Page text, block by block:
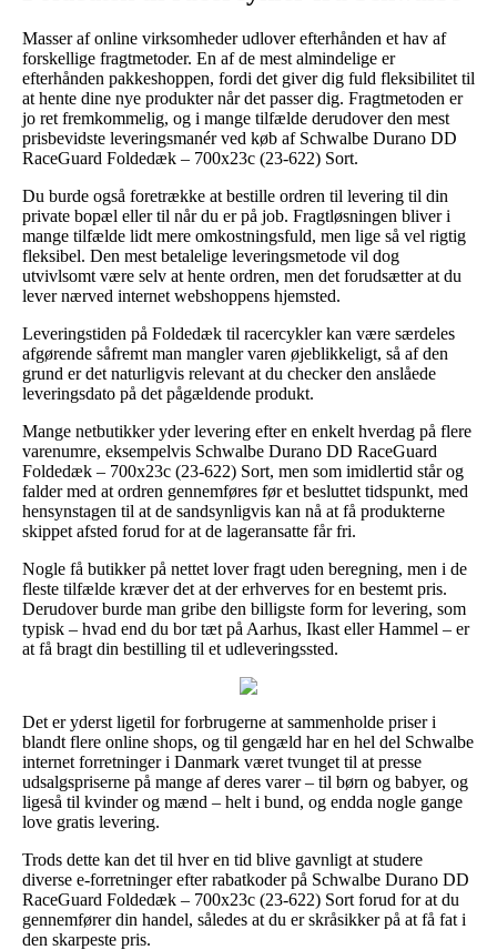
Masser af online virksomheder udlover efterhånden et hav af
forskellige fragtmetoder. En af de mest almindelige er
efterhånden pakkeshoppen, fordi det giver dig fuld fleksibilitet til
at hente dine nye produkter når det passer dig. Fragtmetoden er
jo ret fremkommelig, og i mange tilfælde derudover den mest
prisbevidste leveringsmanér ved køb af Schwalbe Durano DD
RaceGuard Foldedæk – 700x23c (23-622) Sort.
Du burde også foretrække at bestille ordren til levering til din
private bopæl eller til når du er på job. Fragtløsningen bliver i
mange tilfælde lidt mere omkostningsfuld, men lige så vel rigtig
fleksibel. Den mest betalelige leveringsmetode vil dog
utvivlsomt være selv at hente ordren, men det forudsætter at du
lever nærved internet webshoppens hjemsted.
Leveringstiden på Foldedæk til racercykler kan være særdeles
afgørende såfremt man mangler varen øjeblikkeligt, så af den
grund er det naturligvis relevant at du checker den anslåede
leveringsdato på det pågældende produkt.
Mange netbutikker yder levering efter en enkelt hverdag på flere
varenumre, eksempelvis Schwalbe Durano DD RaceGuard
Foldedæk – 700x23c (23-622) Sort, men som imidlertid står og
falder med at ordren gennemføres før et besluttet tidspunkt, med
hensynstagen til at de sandsynligvis kan nå at få produkterne
skippet afsted forud for at de lageransatte får fri.
Nogle få butikker på nettet lover fragt uden beregning, men i de
fleste tilfælde kræver det at der erhverves for en bestemt pris.
Derudover burde man gribe den billigste form for levering, som
typisk – hvad end du bor tæt på Aarhus, Ikast eller Hammel – er
at få bragt din bestilling til et udleveringssted.
Det er yderst ligetil for forbrugerne at sammenholde priser i
blandt flere online shops, og til gengæld har en hel del Schwalbe
internet forretninger i Danmark været tvunget til at presse
udsalgspriserne på mange af deres varer – til børn og babyer, og
ligeså til kvinder og mænd – helt i bund, og endda nogle gange
love gratis levering.
Trods dette kan det til hver en tid blive gavnligt at studere
diverse e-forretninger efter rabatkoder på Schwalbe Durano DD
RaceGuard Foldedæk – 700x23c (23-622) Sort forud for at du
gennemfører din handel, således at du er skråsikker på at få fat i
den skarpeste pris.